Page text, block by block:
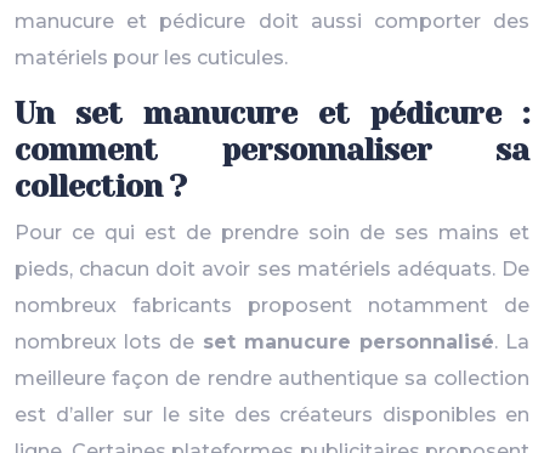
manucure et pédicure doit aussi comporter des
matériels pour les cuticules.
Un set manucure et pédicure :
comment personnaliser sa
collection ?
Pour ce qui est de prendre soin de ses mains et
pieds, chacun doit avoir ses matériels adéquats. De
nombreux fabricants proposent notamment de
nombreux lots de set manucure personnalisé. La
meilleure façon de rendre authentique sa collection
est d’aller sur le site des créateurs disponibles en